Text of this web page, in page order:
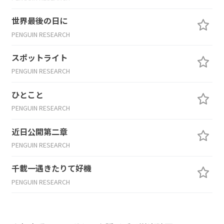
世界最後の日に
PENGUIN RESEARCH
スポットライト
PENGUIN RESEARCH
ひとこと
PENGUIN RESEARCH
近日公開第二章
PENGUIN RESEARCH
千載一遇きたりて好機
PENGUIN RESEARCH